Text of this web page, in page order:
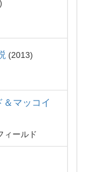
2013
マッコイ
ィールド